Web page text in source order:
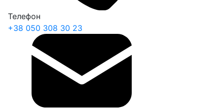
Телефон
+38 050 308 30 23